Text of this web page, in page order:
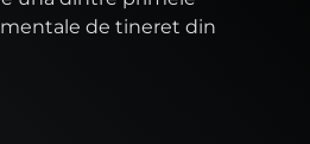
de tineret din